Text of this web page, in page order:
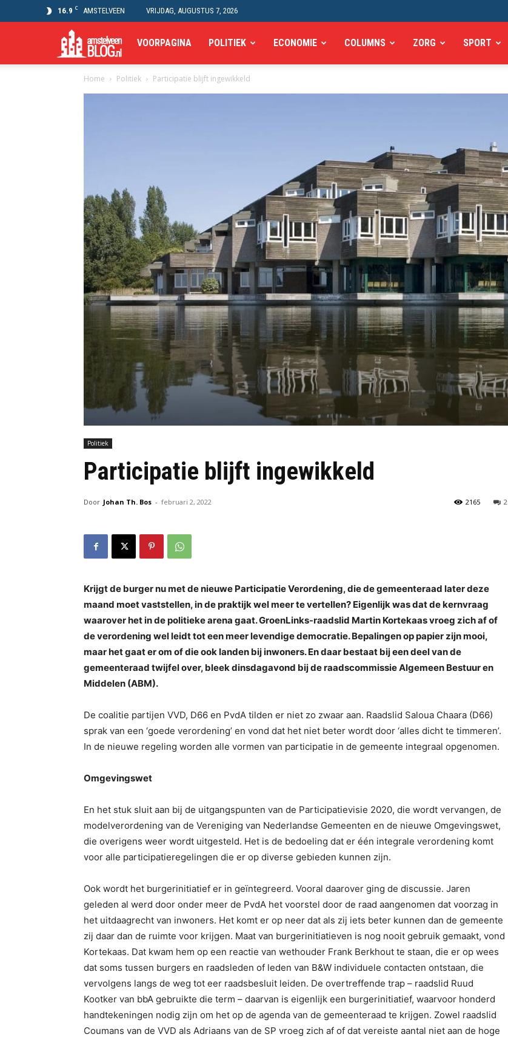
16.9 C AMSTELVEEN VRIJDAG, AUGUSTUS 7, 2026
Amstelveen
Blog
VOORPAGINA POLITIEK ECONOMIE COLUMNS ZORG SPORT
Home Politiek Participatie blijft ingewikkeld
Politiek
Participatie blijft ingewikkeld
Door Johan Th. Bos - februari 2, 2022 2
2165
Krijgt de burger nu met de nieuwe Participatie Verordening, die de gemeenteraad later deze
maand moet vaststellen, in de praktijk wel meer te vertellen? Eigenlijk was dat de kernvraag
waarover het in de politieke arena gaat. GroenLinks-raadslid Martin Kortekaas vroeg zich af of
de verordening wel leidt tot een meer levendige democratie. Bepalingen op papier zijn mooi,
maar het gaat er om of die ook landen bij inwoners. En daar bestaat bij een deel van de
gemeenteraad twijfel over, bleek dinsdagavond bij de raadscommissie Algemeen Bestuur en
Middelen (ABM).
De coalitie partijen VVD, D66 en PvdA tilden er niet zo zwaar aan. Raadslid Saloua Chaara (D66)
sprak van een ‘goede verordening’ en vond dat het niet beter wordt door ‘alles dicht te timmeren’.
In de nieuwe regeling worden alle vormen van participatie in de gemeente integraal opgenomen.
Omgevingswet
En het stuk sluit aan bij de uitgangspunten van de Participatievisie 2020, die wordt vervangen, de
modelverordening van de Vereniging van Nederlandse Gemeenten en de nieuwe Omgevingswet,
die overigens weer wordt uitgesteld. Het is de bedoeling dat er één integrale verordening komt
voor alle participatieregelingen die er op diverse gebieden kunnen zijn.
Ook wordt het burgerinitiatief er in geïntegreerd. Vooral daarover ging de discussie. Jaren
geleden al werd door onder meer de PvdA het voorstel door de raad aangenomen dat voorzag in
het uitdaagrecht van inwoners. Het komt er op neer dat als zij iets beter kunnen dan de gemeente
zij daar dan de ruimte voor krijgen. Maat van burgerinitiatieven is nog nooit gebruik gemaakt, vond
Kortekaas. Dat kwam hem op een reactie van wethouder Frank Berkhout te staan, die er op wees
dat soms tussen burgers en raadsleden of leden van B&W individuele contacten ontstaan, die
vervolgens langs de weg tot eer raadsbesluit leiden. De overtreffende trap – raadslid Ruud
Kootker van bbA gebruikte die term – daarvan is eigenlijk een burgerinitiatief, waarvoor honderd
handtekeningen nodig zijn om het op de agenda van de gemeenteraad te krijgen. Zowel raadslid
Coumans van de VVD als Adriaans van de SP vroeg zich af of dat vereiste aantal niet aan de hoge